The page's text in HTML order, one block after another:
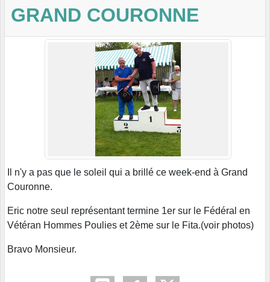
GRAND COURONNE
Il n'y a pas que le soleil qui a brillé ce week-end à Grand
Couronne.
Eric notre seul représentant termine 1er sur le Fédéral en
Vétéran Hommes Poulies et 2ème sur le Fita.(voir photos)
Bravo Monsieur.